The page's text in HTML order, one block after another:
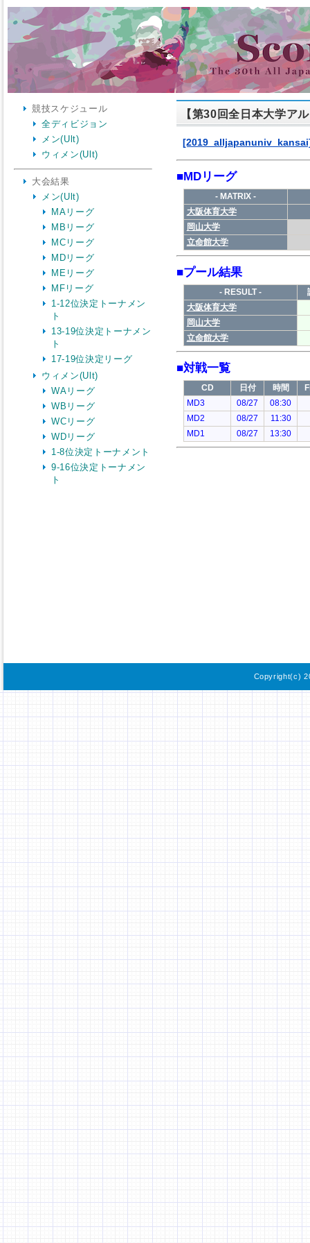
競技スケジュール
全ディビジョン
メン(Ult)
ウィメン(Ult)
大会結果
メン(Ult)
MAリーグ
MBリーグ
MCリーグ
MDリーグ
MEリーグ
MFリーグ
1-12位決定トーナメン
ト
13-19位決定トーナメン
ト
17-19位決定リーグ
ウィメン(Ult)
WAリーグ
WBリーグ
WCリーグ
WDリーグ
1-8位決定トーナメント
9-16位決定トーナメン
ト
【第30回全日本大学ア
Copyright(c)